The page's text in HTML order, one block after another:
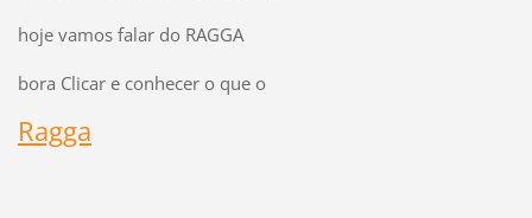
hoje vamos falar do RAGGA
bora Clicar e conhecer o que o
Ragga